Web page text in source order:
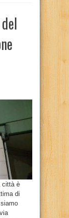
città è
di